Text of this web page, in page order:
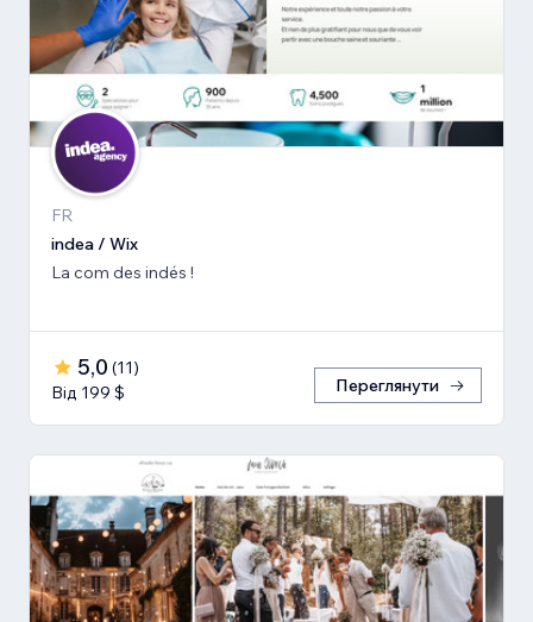
FR
indea / Wix
La com des indés !
5,0 (11)
Від 199 $
Переглянути